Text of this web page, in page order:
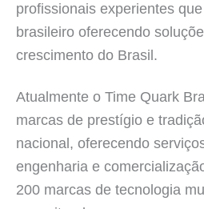
profissionais experientes
brasileiro oferecendo
crescimento do Brasil.
Atualmente o Time Quark
marcas de prestígio e
nacional, oferecendo
engenharia e
200 marcas de tecnologia